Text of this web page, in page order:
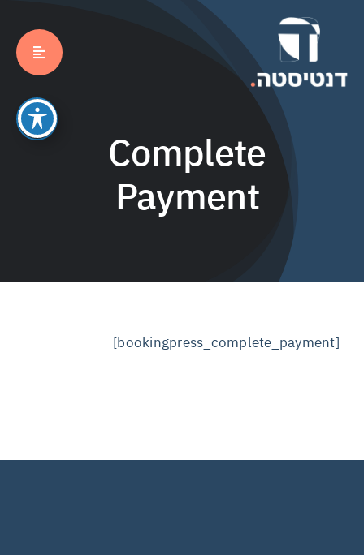
Complete
Payment
[bookingpress_complete_payment]